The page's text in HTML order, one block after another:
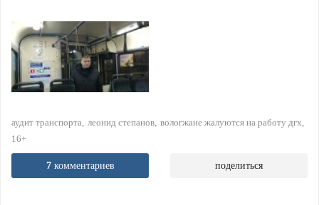
аудит транспорта леонид степанов вологжане жалуются на работу дгх
16+
7комментариев поделиться